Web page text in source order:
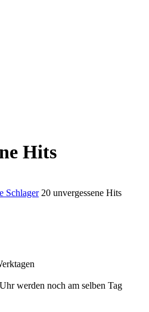
Hits
Schlager 20 unvergessene Hits
werden noch am selben Tag